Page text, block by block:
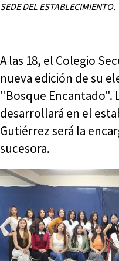
SEDE DEL ESTABLECIMIENTO.
A las 18, el Colegio
nueva edición de su
"Bosque Encantado".
desarrollará en el
Gutiérrez será la
sucesora.